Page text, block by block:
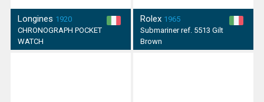
Longines 1920
CHRONOGRAPH POCKET
WATCH
Rolex 1965
Submariner ref. 5513 Gilt
Brown